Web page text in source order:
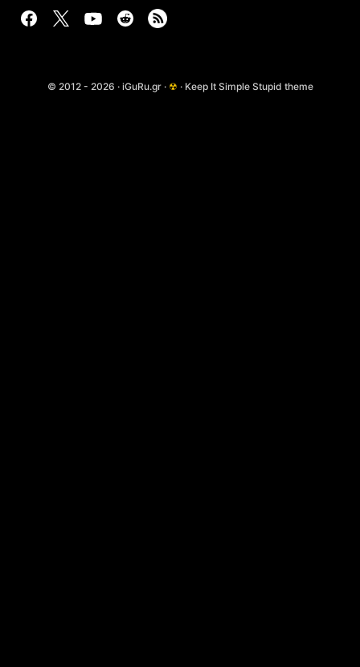
© 2012 - 2026 · iGuRu.gr · ☢ · Keep It Simple Stupid theme